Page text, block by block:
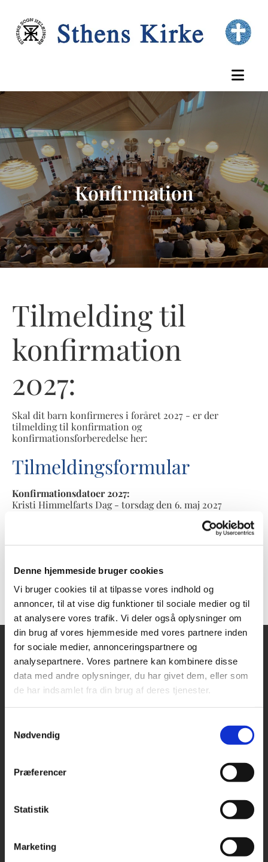
Denne hjemmeside bruger cookies
Vi bruger cookies til at tilpasse vores indhold og
annoncer, til at vise dig funktioner til sociale medier og til
at analysere vores trafik. Vi deler også oplysninger om
din brug af vores hjemmeside med vores partnere inden
for sociale medier, annonceringspartnere og
analysepartnere. Vores partnere kan kombinere disse
data med andre oplysninger, du har givet dem, eller som
de har indsamlet fra din brug af deres tjenester.
Nødvendig
Præferencer
Statistik
Marketing
Konfirmation
Tilmelding til
konfirmation
2027:
Skal dit barn konfirmeres i foråret 2027 - er der
tilmelding til konfirmation og
konfirmationsforberedelse her:
Tilmeldingsformular
Konfirmationsdatoer 2027:
Kristi Himmelfarts Dag - torsdag den 6. maj 2027
Kristi Himmelfarts Dag - torsdag den 14. maj 2026
Kontakt kirkens kontor 4922 2951 eller på mail
sthens.sogn@km.dkved spørgsmål!
Sthens Kirke
kge@km.dk
Kirkekontor